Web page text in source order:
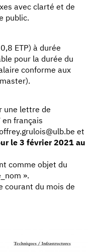
avec clarté et de
public.
ETP) à durée
pour la durée du
conforme aux
une lettre de
en français
et
le 3 février 2021 au
comme objet du
».
courant du mois de